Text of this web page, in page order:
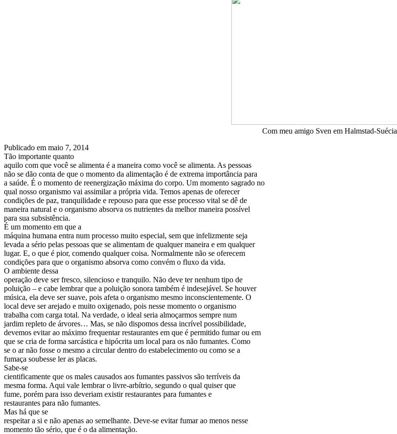
Com meu amigo Sven em Halmstad-Suécia
Publicado em maio 7, 2014
Tão importante quanto
aquilo com que você se alimenta é a maneira como você se alimenta. As pessoas
não se dão conta de que o momento da alimentação é de extrema importância para
a saúde. É o momento de reenergização máxima do corpo. Um momento sagrado no
qual nosso organismo vai assimilar a própria vida. Temos apenas de oferecer
condições de paz, tranquilidade e repouso para que esse processo vital se dê de
maneira natural e o organismo absorva os nutrientes da melhor maneira possível
para sua subsistência.
É um momento em que a
máquina humana entra num processo muito especial, sem que infelizmente seja
levada a sério pelas pessoas que se alimentam de qualquer maneira e em qualquer
lugar. E, o que é pior, comendo qualquer coisa. Normalmente não se oferecem
condições para que o organismo absorva como convém o fluxo da vida.
O ambiente dessa
operação deve ser fresco, silencioso e tranquilo. Não deve ter nenhum tipo de
poluição – e cabe lembrar que a poluição sonora também é indesejável. Se houver
música, ela deve ser suave, pois afeta o organismo mesmo inconscientemente. O
local deve ser arejado e muito oxigenado, pois nesse momento o organismo
trabalha com carga total. Na verdade, o ideal seria almoçarmos sempre num
jardim repleto de árvores… Mas, se não dispomos dessa incrível possibilidade,
devemos evitar ao máximo frequentar restaurantes em que é permitido fumar ou em
que se cria de forma sarcástica e hipócrita um local para os não fumantes. Como
se o ar não fosse o mesmo a circular dentro do estabelecimento ou como se a
fumaça soubesse ler as placas.
Sabe-se
cientificamente que os males causados aos fumantes passivos são terríveis da
mesma forma. Aqui vale lembrar o livre-arbítrio, segundo o qual quiser que
fume, porém para isso deveriam existir restaurantes para fumantes e
restaurantes para não fumantes.
Mas há que se
respeitar a si e não apenas ao semelhante. Deve-se evitar fumar ao menos nesse
momento tão sério, que é o da alimentação.